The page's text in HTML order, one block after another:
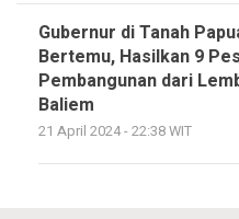
Gubernur di Tanah
Bertemu, Hasilkan 9
Pembangunan dari
Baliem
21 April 2024 - 22:38 WIT